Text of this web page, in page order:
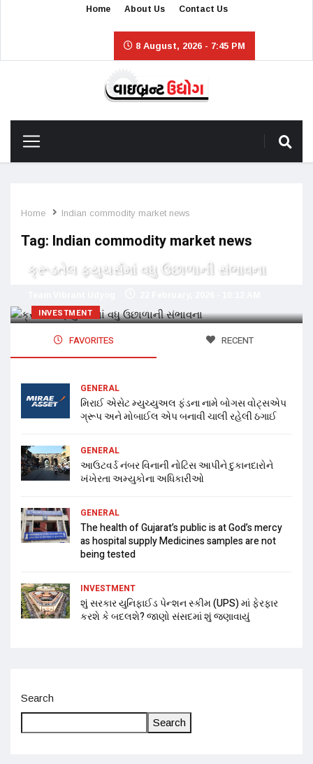
Home About Us Contact Us
8 August, 2026 - 7:45 PM
Home Indian commodity market news
Tag: Indian commodity market news
INVESTMENT
ક્રૂડતેલ ફ્યુચર્સમાં વધુ ઉછાળાની સંભાવના
FAVORITES RECENT
GENERAL
મિરાઈ એસેટ મ્યુચ્યુઅલ ફંડના નામે બોગસ વોટ્સએપ
ગ્રૂપ અને મોબાઈલ એપ બનાવી ચાલી રહેલી ઠગાઈ
GENERAL
આઉટવર્ડ નંબર વિનાની નોટિસ આપીને દુકાનદારોને
ખંખેરતા અમ્યુકોના અધિકારીઓ
GENERAL
The health of Gujarat’s public is at God’s mercy
as hospital supply Medicines samples are not
being tested
INVESTMENT
શું સરકાર યુનિફાઈડ પેન્શન સ્કીમ (UPS) માં ફેરફાર
કરશે કે બદલશે? જાણો સંસદમાં શું જણાવાયું
Search
Search